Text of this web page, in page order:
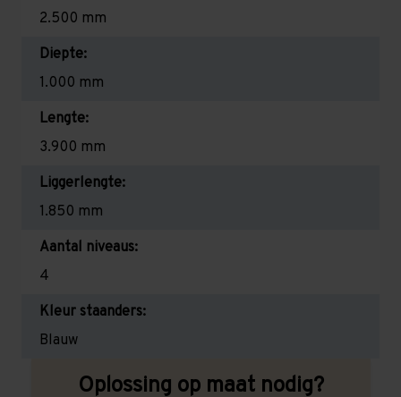
2.500 mm
Diepte:
1.000 mm
Lengte:
3.900 mm
Liggerlengte:
1.850 mm
Aantal niveaus:
4
Kleur staanders:
Blauw
Oplossing op maat nodig?